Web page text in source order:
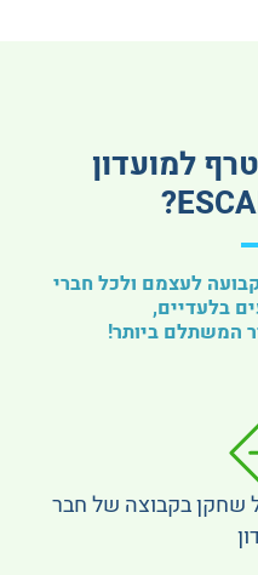
למועדון
לעצמם ולכל חברי
בלעדיים,
המשתלם ביותר!
שחקן בקבוצה של חבר